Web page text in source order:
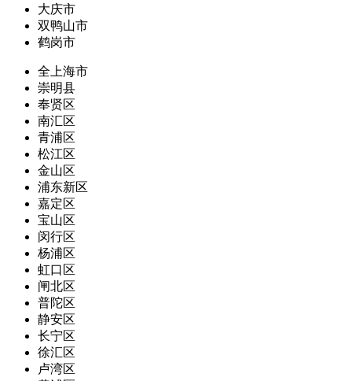
大庆市
双鸭山市
鹤岗市
全上海市
崇明县
奉贤区
南汇区
青浦区
松江区
金山区
浦东新区
嘉定区
宝山区
闵行区
杨浦区
虹口区
闸北区
普陀区
静安区
长宁区
徐汇区
卢湾区